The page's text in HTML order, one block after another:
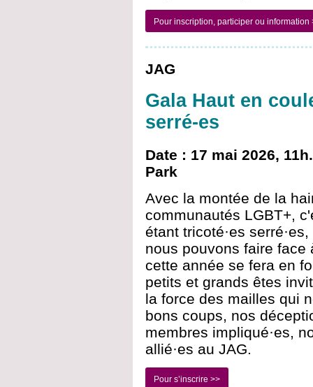
Pour inscription, participer ou information
JAG
Gala Haut en
serré-es
Date : 17 mai 2026,
Park
Avec la montée de la
communautés LGBT+,
étant tricoté·es
nous pouvons faire face
cette année se fera en
petits et grands êtes
la force des mailles qui
bons coups, nos
membres impliqué·es,
allié·es au JAG.
Pour s’inscrire >>